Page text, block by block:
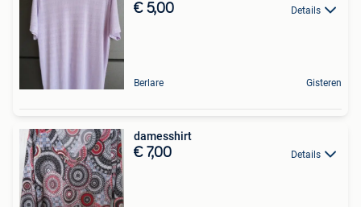
€ 5,00 Details
Berlare Gisteren
damesshirt
€ 7,00 Details